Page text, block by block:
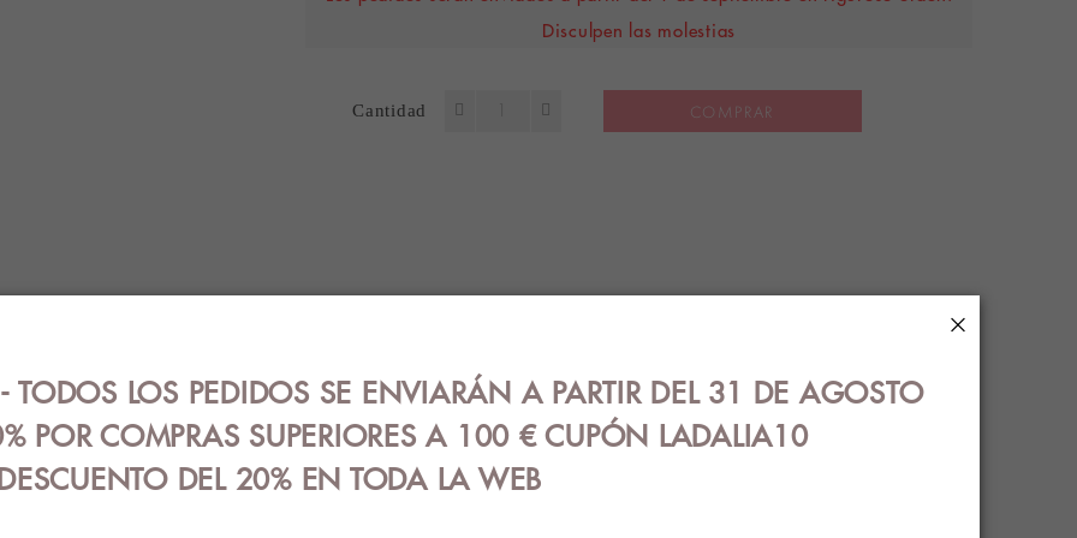
Disculpen las molestias
Cantidad COMPRAR
sin puño en color negro.
- 3% elastano.
LOS PEDIDOS SE ENVIARÁN A PARTIR DEL 31 DE AGOSTO
POR COMPRAS SUPERIORES A 100 € CUPÓN LADALIA10
DEL 20% EN TODA LA WEB
×